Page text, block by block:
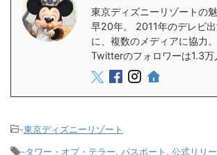
東京ディズニーリゾートの
早20年。 2011年のデレビ
に、複数のメディアに協力
Twitterのフォロワーは1.3万
-東京ディズニーリゾート
-タワー・オブ・テラー パスポート 公式リリ